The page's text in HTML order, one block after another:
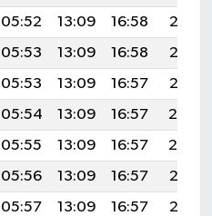
05:52 13:09 16:58
20:17
05:53 13:09 16:58
20:16
05:53 13:09 16:57
20:15
05:54 13:09 16:57
20:14
05:55 13:09 16:57
20:14
05:56 13:09 16:57
20:13
05:57 13:09 16:57
20:12